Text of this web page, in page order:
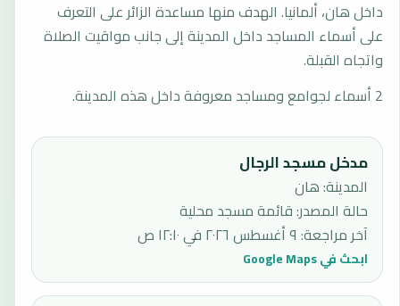
داخل هان، ألمانيا. الهدف منها مساعدة الزائر على التعرف
على أسماء المساجد داخل المدينة إلى جانب مواقيت الصلاة
واتجاه القبلة.
2 أسماء لجوامع ومساجد معروفة داخل هذه المدينة.
مدخل مسجد الرجال
المدينة: هان
حالة المصدر:قائمة مسجد محلية
آخر مراجعة: ٩ أغسطس ٢٠٢٦ في ١٢:١٠ ص
ابحث في Google Maps